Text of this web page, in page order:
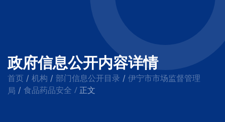
政府信息公开内容详情
首页 / 机构 / 部门信息公开目录 / 伊宁市市场监督管理
局 / 食品药品安全 / 正文